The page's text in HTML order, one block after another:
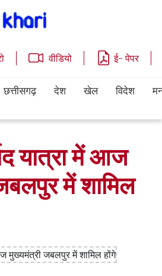
वीडियो ई- पेपर
छत्तीसगढ़ देश खेल विदेश
यात्रा में आज
में शामिल